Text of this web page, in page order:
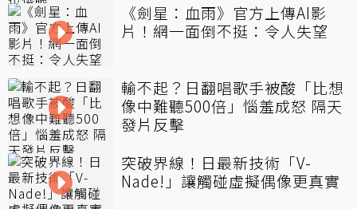
《劍星：血雨》官方上傳AI影
片！網一面倒不挺：令人失望
輸不起？日翻唱歌手被酸「比想
像中難聽500倍」惱羞成怒 隔天
發片反擊
突破界線！日最新技術「V-
Nade!」讓觸碰虛擬偶像更真實